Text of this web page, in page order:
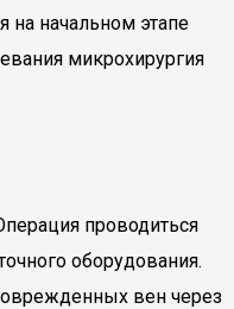
на начальном этапе
микрохирургия
проводиться
оборудования.
вен через